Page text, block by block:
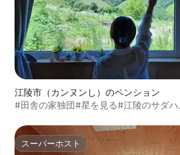
江陵市（カンヌンし）のペンション
#田舎の家独団#星を見る#江陵のサダ
スーパーホスト
スーパーホスト